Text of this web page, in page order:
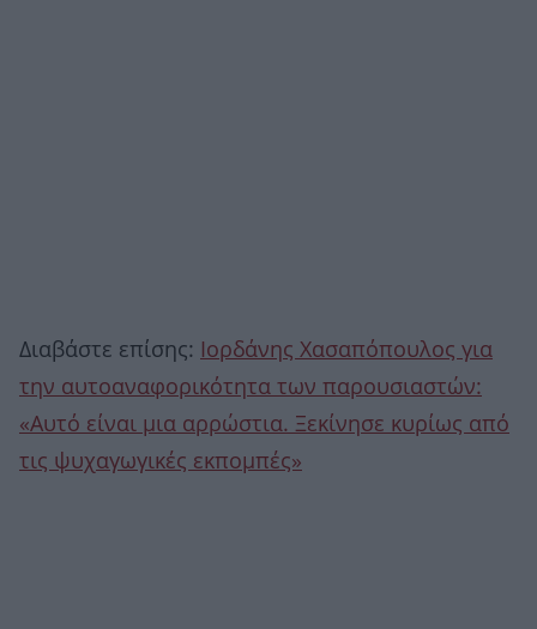
Διαβάστε επίσης:
Ιορδάνης Χασαπόπουλος για
την αυτοαναφορικότητα των παρουσιαστών:
«Αυτό είναι μια αρρώστια. Ξεκίνησε κυρίως από
τις ψυχαγωγικές εκπομπές»